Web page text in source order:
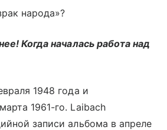
народа»?
Когда началась работа над
1948 года и
1961-го. Laibach
записи альбома в апреле